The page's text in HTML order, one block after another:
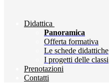
Didattica
Panoramica
Offerta formativa
Le schede didattiche
I progetti delle classi
Prenotazioni
Contatti